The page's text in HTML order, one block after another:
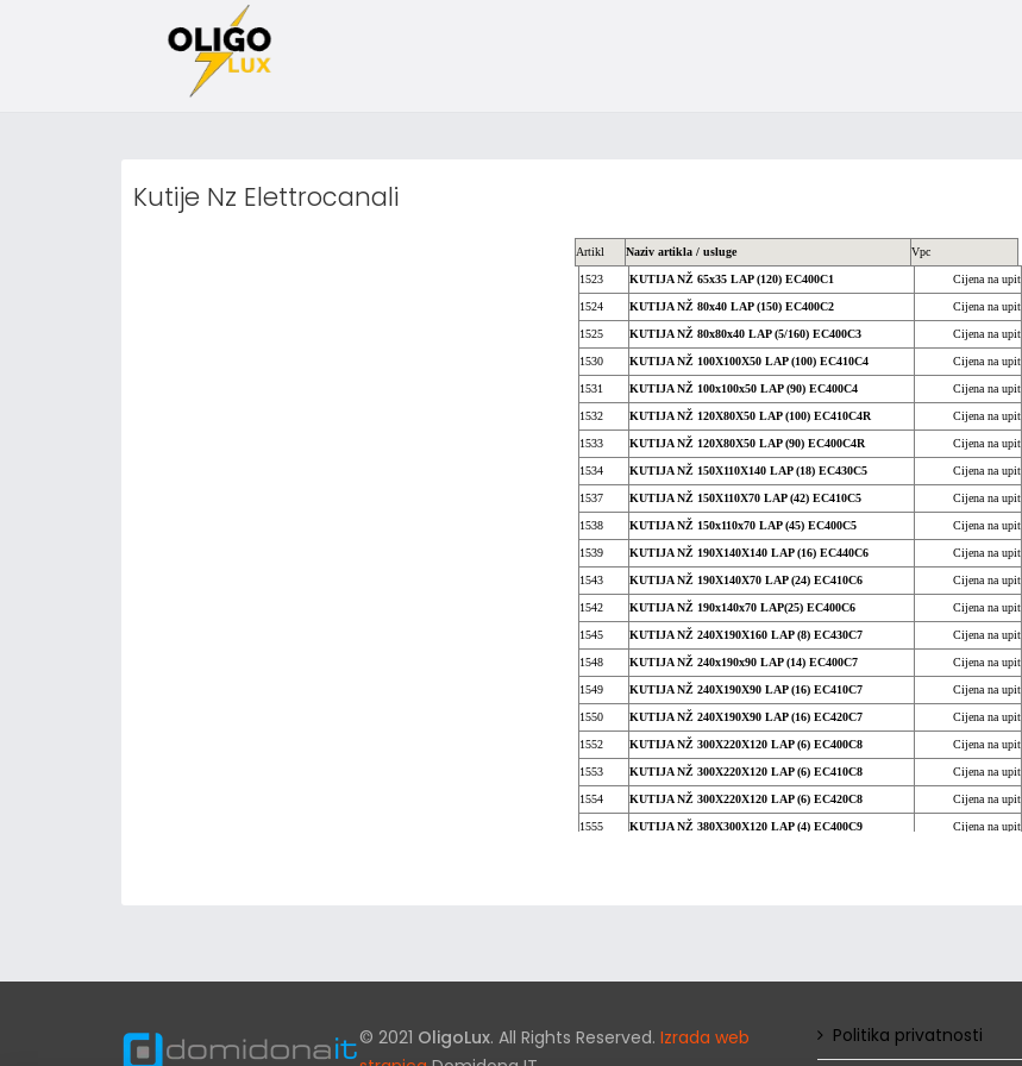
Kutije Nz Elettrocanali
Artikl Naziv artikla / usluge Vpc
1523 KUTIJA NŽ 65x35 LAP (120) EC400C1 Cijena na upit
1524 KUTIJA NŽ 80x40 LAP (150) EC400C2 Cijena na upit
1525 KUTIJA NŽ 80x80x40 LAP (5/160) EC400C3 Cijena na upit
1530 KUTIJA NŽ 100X100X50 LAP (100) EC410C4 Cijena na upit
1531 KUTIJA NŽ 100x100x50 LAP (90) EC400C4 Cijena na upit
1532 KUTIJA NŽ 120X80X50 LAP (100) EC410C4R Cijena na upit
1533 KUTIJA NŽ 120X80X50 LAP (90) EC400C4R Cijena na upit
1534 KUTIJA NŽ 150X110X140 LAP (18) EC430C5 Cijena na upit
1537 KUTIJA NŽ 150X110X70 LAP (42) EC410C5 Cijena na upit
1538 KUTIJA NŽ 150x110x70 LAP (45) EC400C5 Cijena na upit
1539 KUTIJA NŽ 190X140X140 LAP (16) EC440C6 Cijena na upit
1543 KUTIJA NŽ 190X140X70 LAP (24) EC410C6 Cijena na upit
1542 KUTIJA NŽ 190x140x70 LAP(25) EC400C6 Cijena na upit
1545 KUTIJA NŽ 240X190X160 LAP (8) EC430C7 Cijena na upit
1548 KUTIJA NŽ 240x190x90 LAP (14) EC400C7 Cijena na upit
1549 KUTIJA NŽ 240X190X90 LAP (16) EC410C7 Cijena na upit
1550 KUTIJA NŽ 240X190X90 LAP (16) EC420C7 Cijena na upit
1552 KUTIJA NŽ 300X220X120 LAP (6) EC400C8 Cijena na upit
1553 KUTIJA NŽ 300X220X120 LAP (6) EC410C8 Cijena na upit
1554 KUTIJA NŽ 300X220X120 LAP (6) EC420C8 Cijena na upit
1555 KUTIJA NŽ 380X300X120 LAP (4) EC400C9 Cijena na upit
© 2021 OligoLux. All Rights Reserved. Izrada web
Politika privatnosti